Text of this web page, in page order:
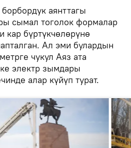
аянттагы
сымал тоголок формалар
кар бүртүкчөлөрүнө
Ал эми булардын
чукул Аяз ата
электр зымдары
алар күйүп турат.